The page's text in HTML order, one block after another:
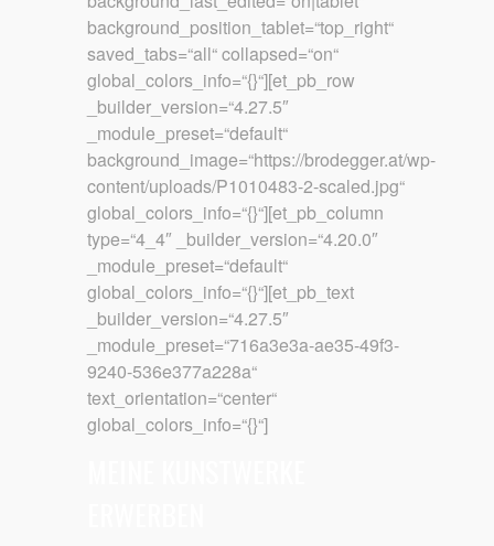
background_position_tablet=“top_right“
saved_tabs=“all“ collapsed=“on“
global_colors_info=“{}“][et_pb_row
_builder_version=“4.27.5″
_module_preset=“default“
background_image=“https://brodegger.at/wp-
content/uploads/P1010483-2-scaled.jpg“
global_colors_info=“{}“][et_pb_column
type=“4_4″ _builder_version=“4.20.0″
_module_preset=“default“
global_colors_info=“{}“][et_pb_text
_builder_version=“4.27.5″
_module_preset=“716a3e3a-ae35-49f3-
9240-536e377a228a“
text_orientation=“center“
global_colors_info=“{}“]